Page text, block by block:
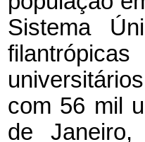
Sistema
com 56 mil
de Janeiro,